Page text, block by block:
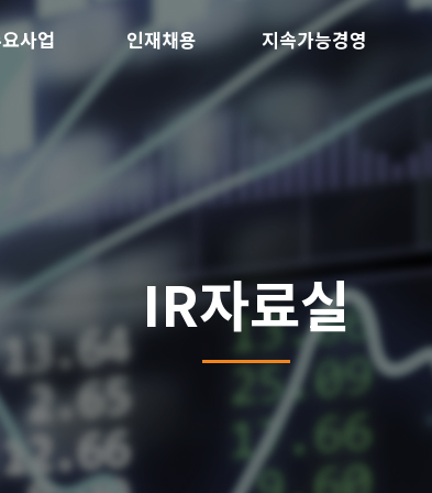
사업 인재채용 지속가능경영
IR자료실